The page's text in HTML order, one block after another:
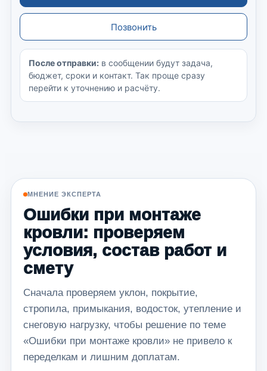
Позвонить
После отправки: в сообщении будут задача,
бюджет, сроки и контакт. Так проще сразу
перейти к уточнению и расчёту.
МНЕНИЕ ЭКСПЕРТА
Ошибки при монтаже
кровли: проверяем
условия, состав работ и
смету
Сначала проверяем уклон, покрытие,
стропила, примыкания, водосток, утепление и
снеговую нагрузку, чтобы решение по теме
«Ошибки при монтаже кровли» не привело к
переделкам и лишним доплатам.